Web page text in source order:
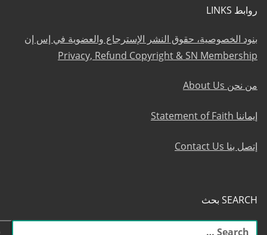
روابط LINKS
بنود الخصوصية، حقوق النشر الإسترجاع والعضوية في إس إن
Privacy, Refund Copyright & SN Membership
من نحن About Us
إيماننا Statement of Faith
إتصل بنا Contact Us
SEARCH بحث
البحث